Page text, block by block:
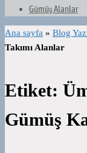
Gümüş Alanlar
Ana sayfa » Blog
Takımı Alanlar
Etiket:
Gümüş